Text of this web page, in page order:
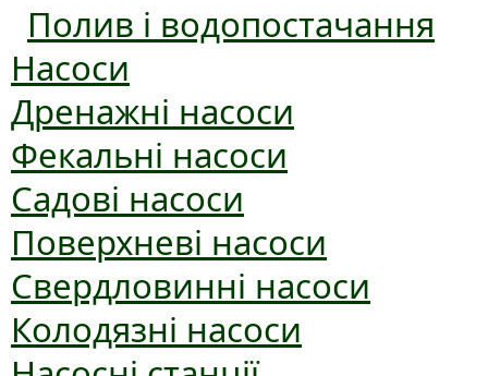
Полив і водопостачання
Насоси
Дренажні насоси
Фекальні насоси
Садові насоси
Поверхневі насоси
Свердловинні насоси
Колодязні насоси